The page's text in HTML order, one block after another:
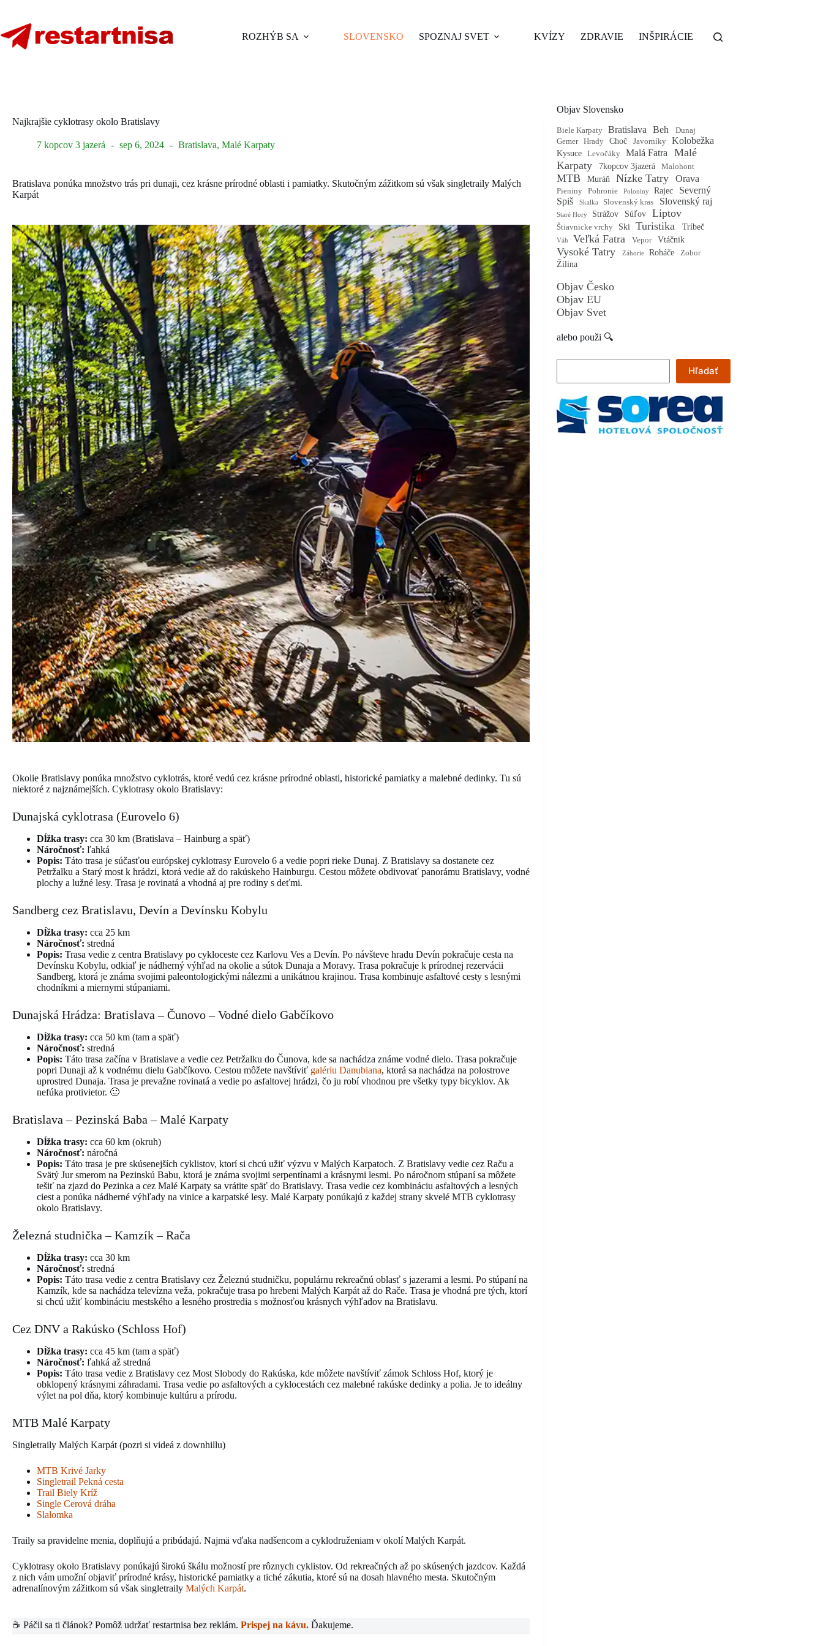
content
ROZHÝB SA
SLOVENSKO SPOZNAJ SVET KVÍZY ZDRAVIE INŠPIRÁCIE
Najkrajšie cyklotrasy okolo Bratislavy
7 kopcov 3 jazerá sep 6, 2024 Bratislava, Malé Karpaty
Bratislava ponúka množstvo trás pri dunaji, cez krásne prírodné oblasti i pamiatky. Skutočným zážitkom sú však singletraily Malých
Karpát
Okolie Bratislavy ponúka množstvo cyklotrás, ktoré vedú cez krásne prírodné oblasti, historické pamiatky a malebné dedinky. Tu sú
niektoré z najznámejších. Cyklotrasy okolo Bratislavy:
Dunajská cyklotrasa (Eurovelo 6)
Dĺžka trasy: cca 30 km (Bratislava – Hainburg a späť)
Náročnosť: ľahká
Popis: Táto trasa je súčasťou európskej cyklotrasy Eurovelo 6 a vedie popri rieke Dunaj. Z Bratislavy sa dostanete cez
Petržalku a Starý most k hrádzi, ktorá vedie až do rakúskeho Hainburgu. Cestou môžete obdivovať panorámu Bratislavy, vodné
plochy a lužné lesy. Trasa je rovinatá a vhodná aj pre rodiny s deťmi.
Sandberg cez Bratislavu, Devín a Devínsku Kobylu
Dĺžka trasy: cca 25 km
Náročnosť: stredná
Popis: Trasa vedie z centra Bratislavy po cykloceste cez Karlovu Ves a Devín. Po návšteve hradu Devín pokračuje cesta na
Devínsku Kobylu, odkiaľ je nádherný výhľad na okolie a sútok Dunaja a Moravy. Trasa pokračuje k prírodnej rezervácii
Sandberg, ktorá je známa svojimi paleontologickými nálezmi a unikátnou krajinou. Trasa kombinuje asfaltové cesty s lesnými
chodníkmi a miernymi stúpaniami.
Dunajská Hrádza: Bratislava – Čunovo – Vodné dielo Gabčíkovo
Dĺžka trasy: cca 50 km (tam a späť)
Náročnosť: stredná
Popis: Táto trasa začína v Bratislave a vedie cez Petržalku do Čunova, kde sa nachádza známe vodné dielo. Trasa pokračuje
popri Dunaji až k vodnému dielu Gabčíkovo. Cestou môžete navštíviť galériu Danubiana, ktorá sa nachádza na polostrove
uprostred Dunaja. Trasa je prevažne rovinatá a vedie po asfaltovej hrádzi, čo ju robí vhodnou pre všetky typy bicyklov. Ak
nefúka protivietor. 🙂
Bratislava – Pezinská Baba – Malé Karpaty
Dĺžka trasy: cca 60 km (okruh)
Náročnosť: náročná
Popis: Táto trasa je pre skúsenejších cyklistov, ktorí si chcú užiť výzvu v Malých Karpatoch. Z Bratislavy vedie cez Raču a
Svätý Jur smerom na Pezinskú Babu, ktorá je známa svojimi serpentínami a krásnymi lesmi. Po náročnom stúpaní sa môžete
tešiť na zjazd do Pezinka a cez Malé Karpaty sa vrátite späť do Bratislavy. Trasa vedie cez kombináciu asfaltových a lesných
ciest a ponúka nádherné výhľady na vinice a karpatské lesy. Malé Karpaty ponúkajú z každej strany skvelé MTB cyklotrasy
okolo Bratislavy.
Železná studnička – Kamzík – Rača
Dĺžka trasy: cca 30 km
Náročnosť: stredná
Popis: Táto trasa vedie z centra Bratislavy cez Železnú studničku, populárnu rekreačnú oblasť s jazerami a lesmi. Po stúpaní na
Kamzík, kde sa nachádza televízna veža, pokračuje trasa po hrebeni Malých Karpát až do Rače. Trasa je vhodná pre tých, ktorí
si chcú užiť kombináciu mestského a lesného prostredia s možnosťou krásnych výhľadov na Bratislavu.
Cez DNV a Rakúsko (Schloss Hof)
Dĺžka trasy: cca 45 km (tam a späť)
Náročnosť: ľahká až stredná
Popis: Táto trasa vedie z Bratislavy cez Most Slobody do Rakúska, kde môžete navštíviť zámok Schloss Hof, ktorý je
obklopený krásnymi záhradami. Trasa vedie po asfaltových a cyklocestách cez malebné rakúske dedinky a polia. Je to ideálny
výlet na pol dňa, ktorý kombinuje kultúru a prírodu.
MTB Malé Karpaty
Singletraily Malých Karpát (pozri si videá z downhillu)
MTB Krivé Jarky
Singletrail Pekná cesta
Trail Biely Kríž
Single Cerová dráha
Slalomka
Traily sa pravidelne menia, doplňujú a pribúdajú. Najmä vďaka nadšencom a cyklodruženiam v okolí Malých Karpát.
Cyklotrasy okolo Bratislavy ponúkajú širokú škálu možností pre rôznych cyklistov. Od rekreačných až po skúsených jazdcov. Každá
z nich vám umožní objaviť prírodné krásy, historické pamiatky a tiché zákutia, ktoré sú na dosah hlavného mesta. Skutočným
adrenalínovým zážitkom sú však singletraily Malých Karpát.
☕ Páčil sa ti článok? Pomôž udržať restartnisa bez reklám. Prispej na kávu. Ďakujeme.
Objav Slovensko
Biele Karpaty Bratislava Beh
Dunaj
Gemer
Hrady Choč Javorníky Kolobežka
Kysuce Levočáky Malá Fatra
Malé
Karpaty
7kopcov 3jazerá Malohont
MTB Muráň Nízke Tatry Orava
Pieniny Pohronie Poloniny Rajec
Severný
Spiš
Skalka Slovenský kras Slovenský raj
Staré Hory Strážov Súľov Liptov
Štiavnicke vrchy Ski Turistika Tríbeč
Váh Veľká Fatra Vepor Vtáčnik
Vysoké Tatry Záhorie Roháče Zobor
Žilina
Objav Česko
Objav EU
Objav Svet
alebo použi 🔍
Hľadať